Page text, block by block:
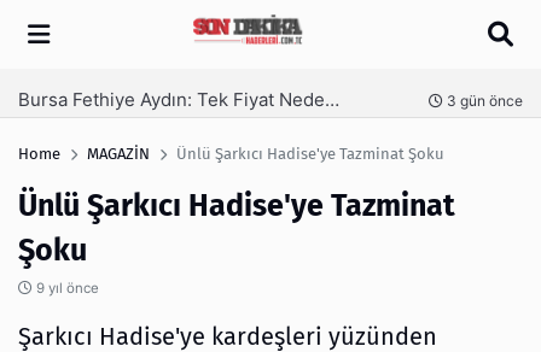
Arama
SEO Hizmeti Alırken Kandırılmamak İçin Bilinmesi Gerekenler 4 gün önce
Home MAGAZİN Ünlü Şarkıcı Hadise'ye Tazminat Şoku
Ünlü Şarkıcı Hadise'ye Tazminat
Şoku
9 yıl önce
Şarkıcı Hadise'ye kardeşleri yüzünden